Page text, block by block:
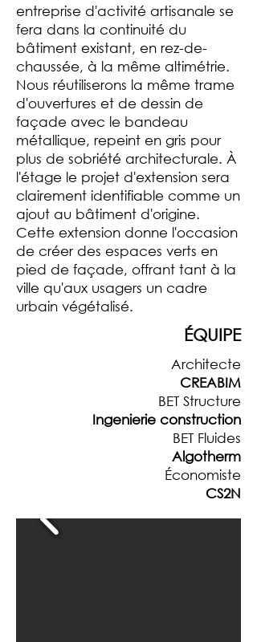
entreprise d'activité artisanale se
fera dans la continuité du
bâtiment existant, en rez-de-
chaussée, à la même altimétrie.
Nous réutiliserons la même trame
d'ouvertures et de dessin de
façade avec le bandeau
métallique, repeint en gris pour
plus de sobriété architecturale. À
l'étage le projet d'extension sera
clairement identifiable comme un
ajout au bâtiment d'origine.
Cette extension donne l'occasion
de créer des espaces verts en
pied de façade, offrant tant à la
ville qu'aux usagers un cadre
urbain végétalisé.
ÉQUIPE
Architecte
CREABIM
BET Structure
Ingenierie construction
BET Fluides
Algotherm
Économiste
CS2N